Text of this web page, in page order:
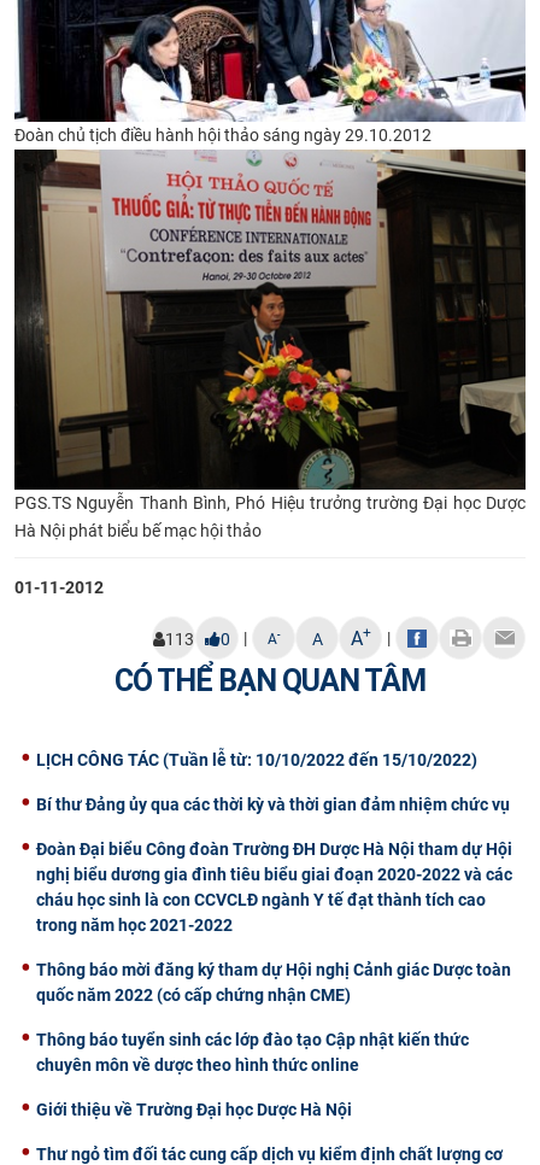
Đoàn chủ tịch điều hành hội thảo sáng ngày 29.10.2012
PGS.TS Nguyễn Thanh Bình, Phó Hiệu trưởng trường Đại học Dược
Hà Nội phát biểu bế mạc hội thảo
01-11-2012
113 0 | A- A A+ |
CÓ THỂ BẠN QUAN TÂM
LỊCH CÔNG TÁC (Tuần lễ từ: 10/10/2022 đến 15/10/2022)
Bí thư Đảng ủy qua các thời kỳ và thời gian đảm nhiệm chức vụ
Đoàn Đại biểu Công đoàn Trường ĐH Dược Hà Nội tham dự Hội
nghị biểu dương gia đình tiêu biểu giai đoạn 2020-2022 và các
cháu học sinh là con CCVCLĐ ngành Y tế đạt thành tích cao
trong năm học 2021-2022
Thông báo mời đăng ký tham dự Hội nghị Cảnh giác Dược toàn
quốc năm 2022 (có cấp chứng nhận CME)
Thông báo tuyển sinh các lớp đào tạo Cập nhật kiến thức
chuyên môn về dược theo hình thức online
Giới thiệu về Trường Đại học Dược Hà Nội
Thư ngỏ tìm đối tác cung cấp dịch vụ kiểm định chất lượng cơ